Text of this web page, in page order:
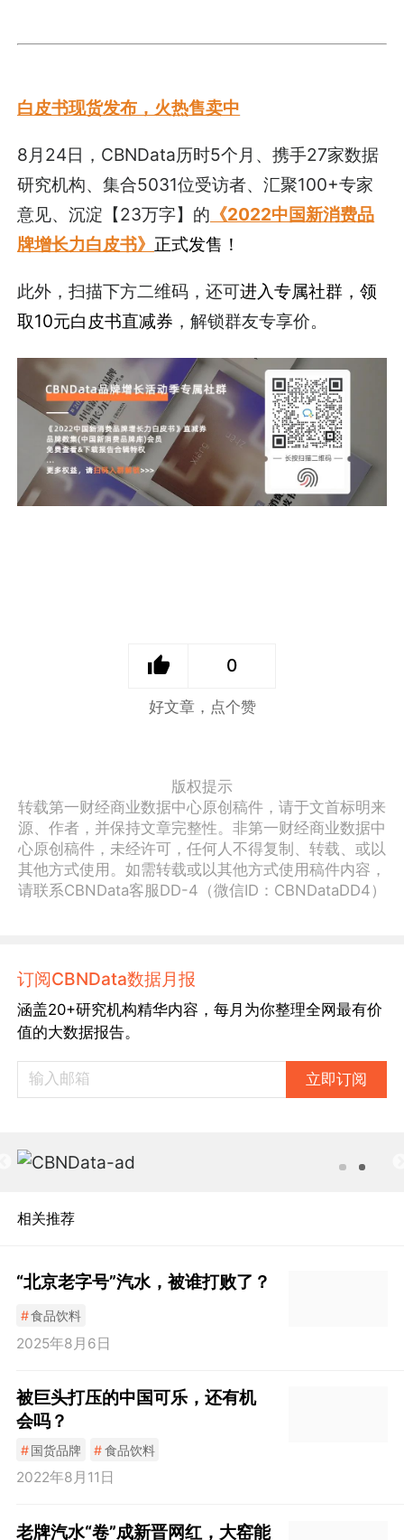
白皮书现货发布，火热售卖中
8月24日，CBNData历时5个月、携手27家数据
研究机构、集合5031位受访者、汇聚100+专家
意见、沉淀【23万字】的 《2022中国新消费品
牌增长力白皮书》 正式发售！
此外，扫描下方二维码，还可进入专属社群，领
取10元白皮书直减券 ，解锁群友专享价。
0
好文章，点个赞
版权提示
转载第一财经商业数据中心原创稿件，请于文首标明来
源、作者，并保持文章完整性。非第一财经商业数据中
心原创稿件，未经许可，任何人不得复制、转载、或以
其他方式使用。如需转载或以其他方式使用稿件内容，
请联系CBNData客服DD-4（微信ID：CBNDataDD4）
订阅CBNData数据月报
涵盖20+研究机构精华内容，每月为你整理全网最有价
值的大数据报告。
立即订阅
相关推荐
“北京老字号”汽水，被谁打败了？
#食品饮料
2025年8月6日
被巨头打压的中国可乐，还有机
会吗？
#国货品牌 #食品饮料
2022年8月11日
老牌汽水“卷”成新晋网红，大窑能